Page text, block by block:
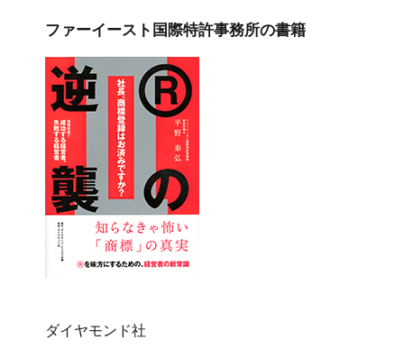
ファーイースト国際特許事務所の書籍
ダイヤモンド社